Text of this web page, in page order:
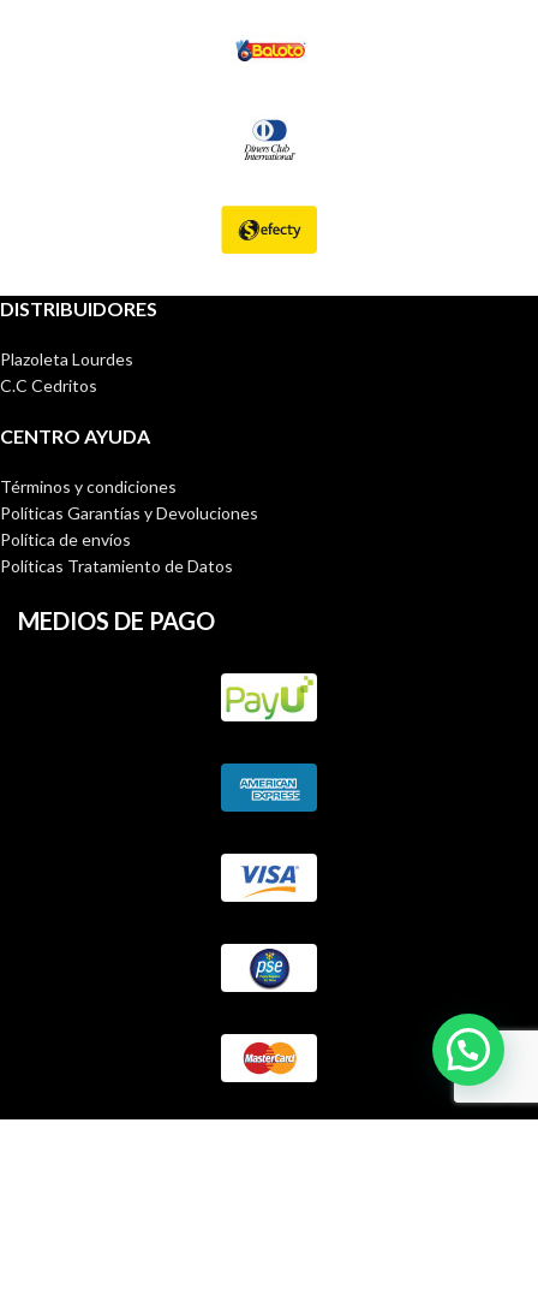
DISTRIBUIDORES
Plazoleta Lourdes
C.C Cedritos
CENTRO AYUDA
Términos y condiciones
Políticas Garantías y Devoluciones
Política de envíos
Políticas Tratamiento de Datos
MEDIOS DE PAGO